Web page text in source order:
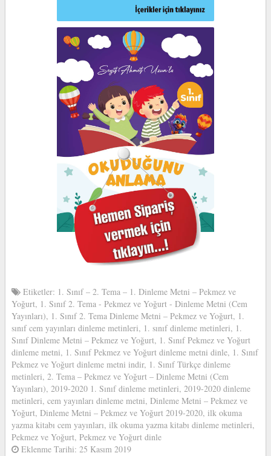
Etiketler: 1. Sınıf – 2. Tema – 1. Dinleme Metni – Pekmez ve
Yoğurt, 1. Sınıf 2. Tema - Pekmez ve Yoğurt - Dinleme Metni (Cem
Yayınları), 1. Sınıf 2. Tema Dinleme Metni – Pekmez ve Yoğurt, 1.
sınıf cem yayınları dinleme metinleri, 1. sınıf dinleme metinleri, 1.
Sınıf Dinleme Metni – Pekmez ve Yoğurt, 1. Sınıf Pekmez ve Yoğurt
dinleme metni, 1. Sınıf Pekmez ve Yoğurt dinleme metni dinle, 1. Sınıf
Pekmez ve Yoğurt dinleme metni indir, 1. Sınıf Türkçe dinleme
metinleri, 2. Tema – Pekmez ve Yoğurt – Dinleme Metni (Cem
Yayınları), 2019-2020 1. Sınıf dinleme metinleri, 2019-2020 dinleme
metinleri, cem yayınları dinleme metni, Dinleme Metni – Pekmez ve
Yoğurt, Dinleme Metni – Pekmez ve Yoğurt 2019-2020, ilk okuma
yazma kitabı cem yayınları, ilk okuma yazma kitabı dinleme metinleri,
Pekmez ve Yoğurt, Pekmez ve Yoğurt dinle
Eklenme Tarihi: 25 Kasım 2019